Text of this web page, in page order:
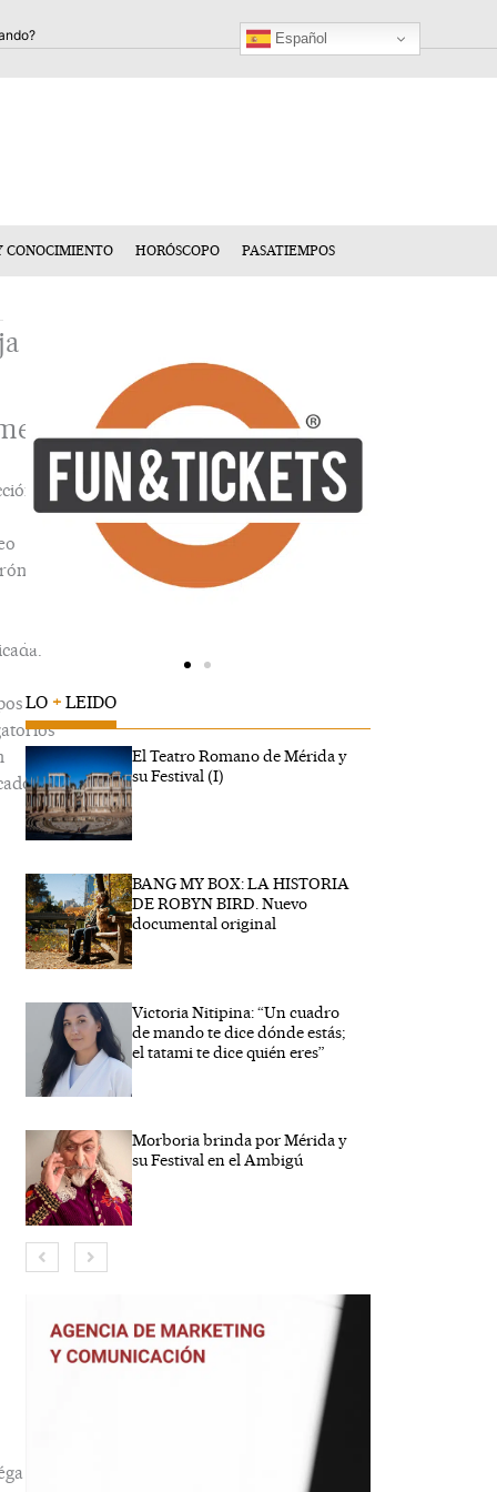
Español
CONOCIMIENTO HORÓSCOPO PASATIEMPOS
LO +LEIDO
El Teatro Romano de Mérida y
su Festival (I)
BANG MY BOX: LA HISTORIA
DE ROBYN BIRD. Nuevo
documental original
Victoria Nitipina: “Un cuadro
de mando te dice dónde estás;
el tatami te dice quién eres”
Morboria brinda por Mérida y
su Festival en el Ambigú